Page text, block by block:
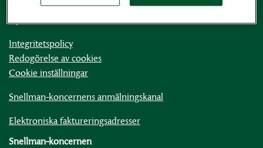
Köttförädling, Färdigmat Finland, Färdigmat Sverige och
Integritetspolicy
Redogörelse av cookies
Cookie inställningar
Snellman-koncernens anmälningskanal
Elektroniska faktureringsadresser
Snellman-koncernen